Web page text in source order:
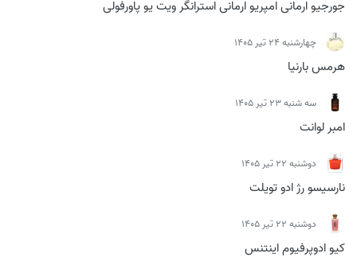
جورجیو ارمانی امپریو ارمانی استرانگر ویت یو پاورفولی
چهارشنبه 24 تیر 1405
هرمس بارنیا
سه شنبه 23 تیر 1405
امبر لوانت
دوشنبه 22 تیر 1405
نارسیسو رژ ادو تویلت
دوشنبه 22 تیر 1405
کیو ادوپرفیوم اینتنس